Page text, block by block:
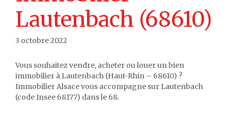
Lautenbach (68610)
3 octobre 2022
Vous souhaitez vendre, acheter ou louer un bien
immobilier à Lautenbach (Haut-Rhin – 68610) ?
Immobilier Alsace vous accompagne sur Lautenbach
(code Insee 68177) dans le 68.